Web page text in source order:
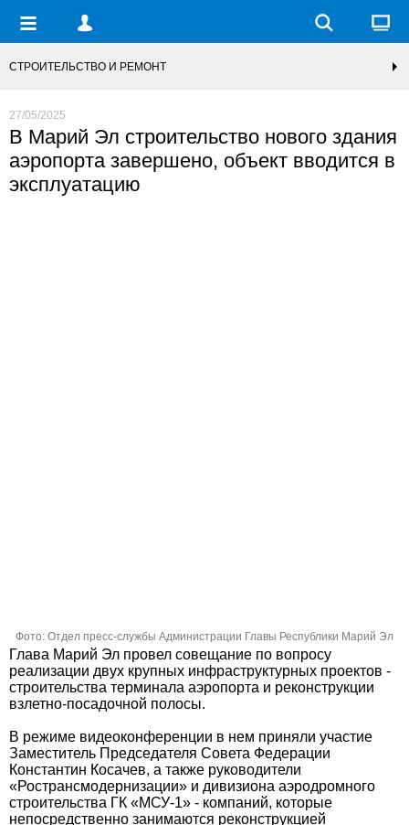
СТРОИТЕЛЬСТВО И РЕМОНТ
27/05/2025
В Марий Эл строительство нового здания
аэропорта завершено, объект вводится в
эксплуатацию
Фото: Отдел пресс-службы Администрации Главы Республики Марий Эл
Глава Марий Эл провел совещание по вопросу
реализации двух крупных инфраструктурных проектов -
строительства терминала аэропорта и реконструкции
взлетно-посадочной полосы.
В режиме видеоконференции в нем приняли участие
Заместитель Председателя Совета Федерации
Константин Косачев, а также руководители
«Ространсмодернизации» и дивизиона аэродромного
строительства ГК «МСУ-1» - компаний, которые
непосредственно занимаются реконструкцией